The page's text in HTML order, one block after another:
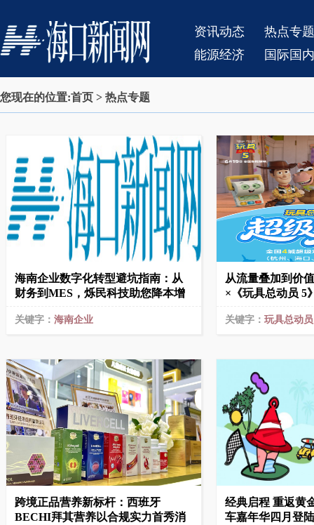
资讯动态
热点专题
能源经济
国际国内
您现在的位置:首页 > 热点专题
海南企业数字化转型避坑指南：从
财务到MES，烁民科技助您降本增
关键字： 海南企业
从流量叠加到价
×《玩具总动员 5
关键字： 玩具总动
跨境正品营养新标杆：西班牙
BECHI拜其营养以合规实力首秀消
经典启程 重返黄
车嘉年华四月登